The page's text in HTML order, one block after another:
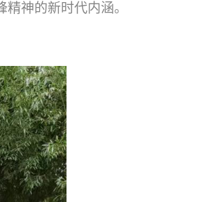
神的新时代内涵。